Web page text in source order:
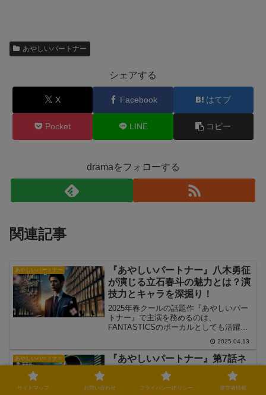
あやしいパートナー
シェアする
X Facebook はてブ
Pocket LINE コピー
dramaをフォローする
関連記事
あやしいパートナー
『あやしいパートナー』八木勇征
が演じる立石春斗の魅力とは？演
技力とキャラを深掘り！
2025年春クールの話題作『あやしいパー
トナー』で主演を務めるのは、
FANTASTICSのボーカルとしても活躍す
る八木勇征さん。彼が演じるのは“起訴成
功率1位”という肩書を持つ敏腕検事・立
石春斗。冷静でキレ者、だけどどこか不
器用な春斗役は、八木さんの魅力が存分
に活かされる役どころです。本記事で
は、八木勇征さんのキャスティングがな
2025.04.13
あやしいパートナー
『あやしいパートナー』第7話ネ
タバレ！裏切りと決断が交錯する
サイトマップ お問い合わせ プライバシーポリシー 運営者情報